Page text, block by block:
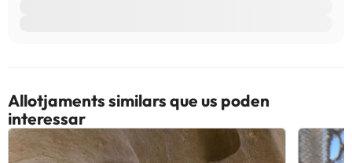
Allotjaments similars que us poden
interessar